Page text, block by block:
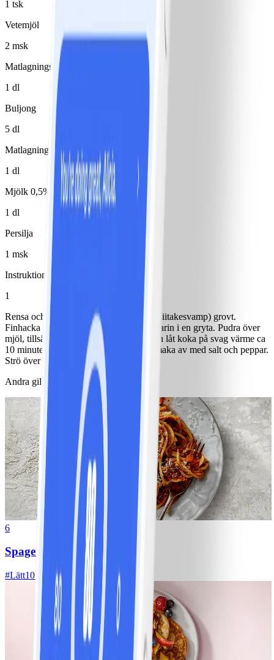
1 tsk
Vetemjöl
2 msk
Matlagningsvin, vitt
1 dl
Buljong
5 dl
Matlagningsbas 4% (typ Milda mat)
1 dl
Mjölk 0,5%
1 dl
Persilja
1 msk
Instruktioner
1
Rensa och hacka svampen (vi har valt shiitakesvamp) grovt.
Finhacka lök, fräs lök och svamp i margarin i en gryta. Pudra över
mjöl, tillsätt vin och buljong. Rör om och låt koka på svag värme ca
10 minuter. Tillsätt grädde och mjölk, smaka av med salt och peppar.
Strö över finhackad persilja.
Andra gillade också
6
Spagetti med köttfärssås
#Lätt10 MIN